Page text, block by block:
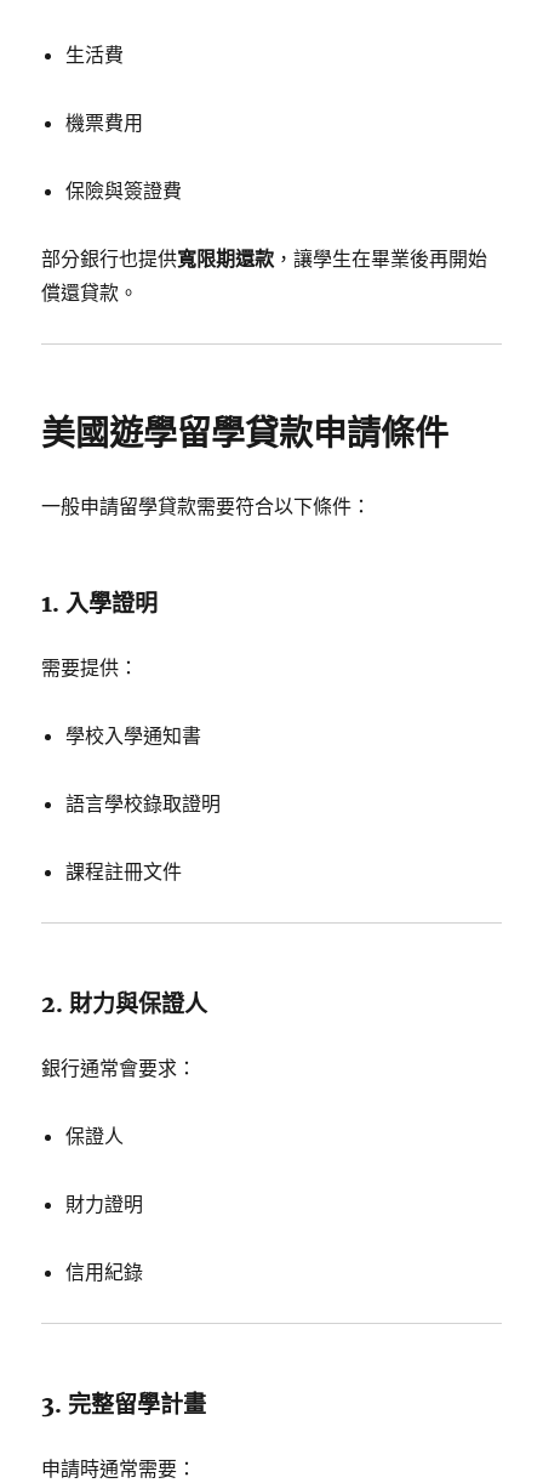
生活費
機票費用
保險與簽證費
部分銀行也提供寬限期還款 ，讓學生在畢業後再開始
償還貸款。
美國遊學留學貸款申請條件
一般申請留學貸款需要符合以下條件：
1. 入學證明
需要提供：
學校入學通知書
語言學校錄取證明
課程註冊文件
2. 財力與保證人
銀行通常會要求：
保證人
財力證明
信用紀錄
3. 完整留學計畫
申請時通常需要：